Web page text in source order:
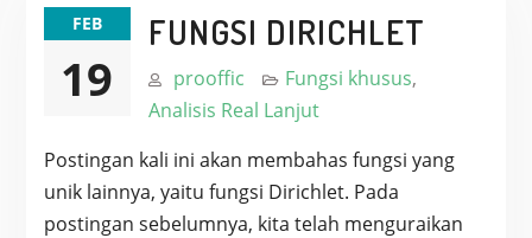
FEB
19
FUNGSI DIRICHLET
prooffic Fungsi khusus,
Analisis Real Lanjut
Postingan kali ini akan membahas fungsi yang
unik lainnya, yaitu fungsi Dirichlet. Pada
postingan sebelumnya, kita telah menguraikan